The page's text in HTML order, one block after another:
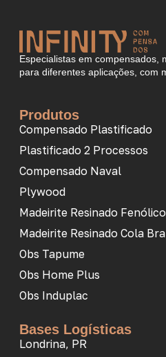
Especialistas em compensados,
para diferentes aplicações, com
Produtos
Compensado Plastificado
Plastificado 2 Processos
Compensado Naval
Plywood
Madeirite Resinado Fenólico
Madeirite Resinado Cola
Obs Tapume
Obs Home Plus
Obs Induplac
Bases Logísticas
Londrina, PR